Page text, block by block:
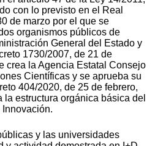
con lo previsto en el Real
de marzo por el que se
organismos públicos de
General del Estado y
1730/2007, de 21 de
crea la Agencia Estatal Consejo
Científicas y se aprueba su
404/2020, de 25 de febrero,
la estructura orgánica básica del
y las universidades